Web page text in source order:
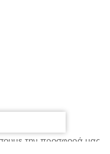
την προσφορά μας.